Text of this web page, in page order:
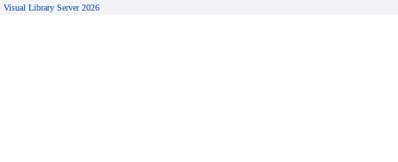
Visual Library Server 2026